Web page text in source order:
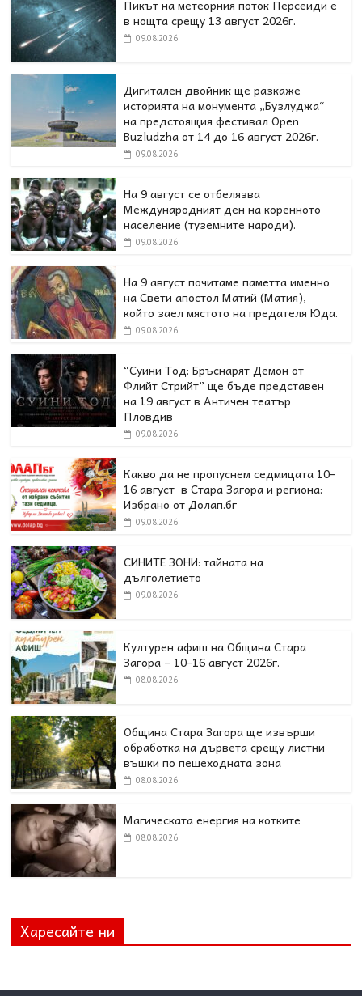
Пикът на метеорния поток Персеиди е
в нощта срещу 13 август 2026г.
09.08.2026
Дигитален двойник ще разкаже
историята на монумента „Бузлуджа“
на предстоящия фестивал Open
Buzludzha от 14 до 16 август 2026г.
09.08.2026
На 9 август се отбелязва
Международният ден на коренното
население (туземните народи).
09.08.2026
На 9 август почитаме паметта именно
на Свети апостол Матий (Матия),
който заел мястото на предателя Юда.
09.08.2026
“Суини Тод: Бръснарят Демон от
Флийт Стрийт” ще бъде представен
на 19 август в Античен театър
Пловдив
09.08.2026
Какво да не пропуснем седмицата 10-
16 август в Стара Загора и региона:
Избрано от Долап.бг
09.08.2026
СИНИТЕ ЗОНИ: тайната на
дълголетието
09.08.2026
Културен афиш на Община Стара
Загора – 10-16 август 2026г.
08.08.2026
Община Стара Загора ще извърши
обработка на дървета срещу листни
въшки по пешеходната зона
08.08.2026
Магическата енергия на котките
08.08.2026
Харесайте ни